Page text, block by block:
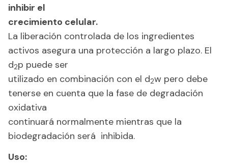
inhibir el
crecimiento celular.
La liberación controlada de los ingredientes
activos asegura una protección a largo plazo. El
d2p puede ser
utilizado en combinación con el d2w pero debe
tenerse en cuenta que la fase de degradación
oxidativa
continuará normalmente mientras que la
biodegradación será inhibida.
Uso: